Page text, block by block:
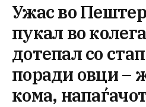
Ужас во
пукал во
дотепал со
поради овци –
кома,